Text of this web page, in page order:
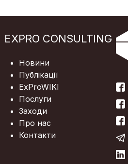
EXPRO CONSULTING
Новини
Публікації
ExProWIKI
Послуги
Заходи
Про нас
Контакти